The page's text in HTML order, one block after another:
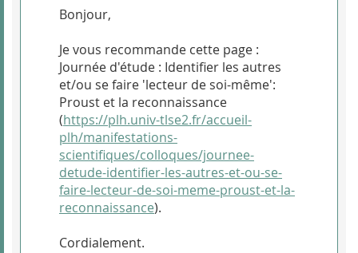
Bonjour,
Je vous recommande cette page :
Journée d'étude : Identifier les autres
et/ou se faire 'lecteur de soi-même':
Proust et la reconnaissance
(https://plh.univ-tlse2.fr/accueil-
plh/manifestations-
scientifiques/colloques/journee-
detude-identifier-les-autres-et-ou-se-
faire-lecteur-de-soi-meme-proust-et-la-
reconnaissance).
Cordialement.